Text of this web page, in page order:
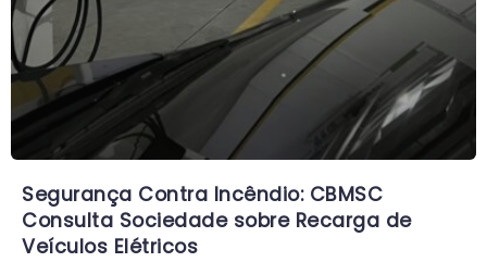
Segurança Contra Incêndio: CBMSC
Consulta Sociedade sobre Recarga de
Veículos Elétricos